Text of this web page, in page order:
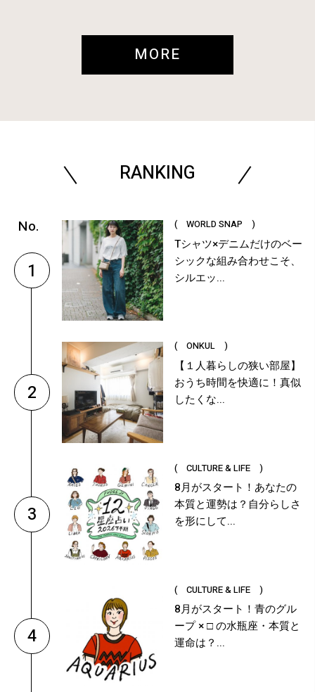
MORE
RANKING
1
( WORLD SNAP )
Tシャツ×デニムだけのベー
シックな組み合わせこそ、
シルエッ...
2
( ONKUL )
【１人暮らしの狭い部屋】
おうち時間を快適に！真似
したくな...
3
( CULTURE & LIFE )
8月がスタート！あなたの
本質と運勢は？自分らしさ
を形にして...
4
( CULTURE & LIFE )
8月がスタート！青のグル
ープ × □ の水瓶座・本質と
運命は？...